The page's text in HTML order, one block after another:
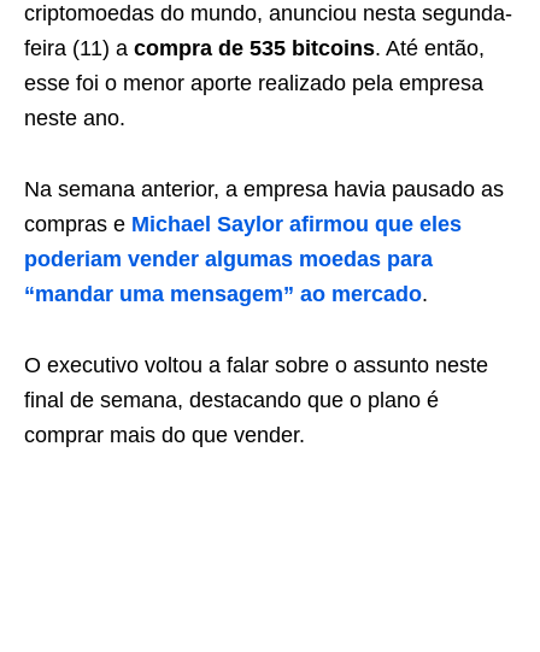
criptomoedas do mundo, anunciou nesta segunda-
feira (11) a compra de 535 bitcoins. Até então,
esse foi o menor aporte realizado pela empresa
neste ano.
Na semana anterior, a empresa havia pausado as
compras e Michael Saylor afirmou que eles
poderiam vender algumas moedas para
“mandar uma mensagem” ao mercado.
O executivo voltou a falar sobre o assunto neste
final de semana, destacando que o plano é
comprar mais do que vender.